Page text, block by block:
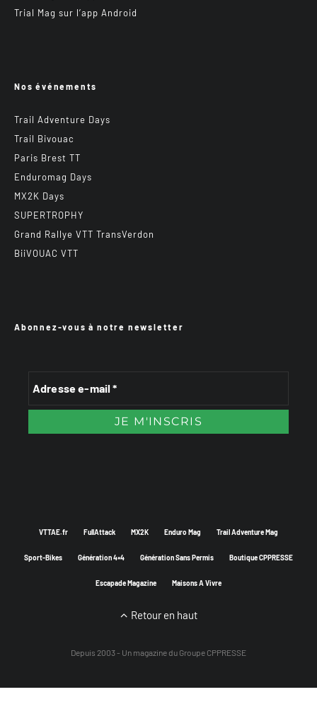
Trial Mag sur l’app Android
Nos événements
Trail Adventure Days
Trail Bivouac
Paris Brest TT
Enduromag Days
MX2K Days
SUPERTROPHY
Grand Rallye VTT TransVerdon
BiiVOUAC VTT
Abonnez-vous à notre newsletter
VTTAE.fr FullAttack MX2K Enduro Mag Trail Adventure Mag
Sport-Bikes Génération 4×4 Génération Sans Permis Boutique CPPRESSE
Escapade Magazine Maisons A Vivre
Retour en haut
Depuis 2003 - Un magazine du Groupe CPPRESSE